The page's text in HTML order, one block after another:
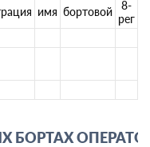
имя бортовой
8-
рег